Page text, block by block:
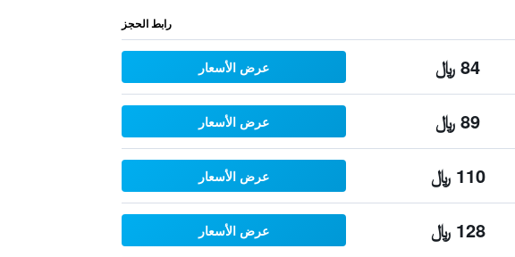
رابط الحجز
84 ﷼ عرض الأسعار
89 ﷼ عرض الأسعار
110 ﷼ عرض الأسعار
128 ﷼ عرض الأسعار